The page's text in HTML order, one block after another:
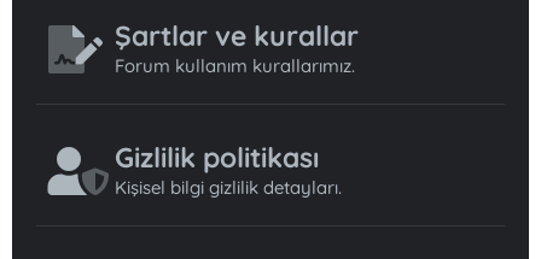
Şartlar ve kurallar
Forum kullanım kurallarımız.
Gizlilik politikası
Kişisel bilgi gizlilik detayları.